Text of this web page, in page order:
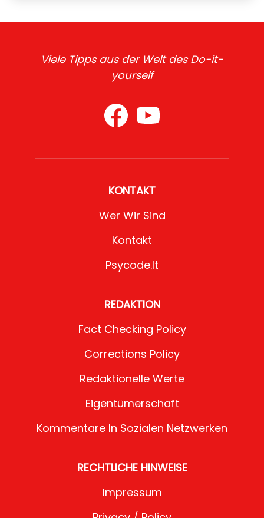
Viele Tipps aus der Welt des Do-it-
yourself
KONTAKT
Wer Wir Sind
Kontakt
Psycode.it
REDAKTION
Fact Checking Policy
Corrections Policy
Redaktionelle Werte
Eigentümerschaft
Kommentare In Sozialen Netzwerken
RECHTLICHE HINWEISE
Impressum